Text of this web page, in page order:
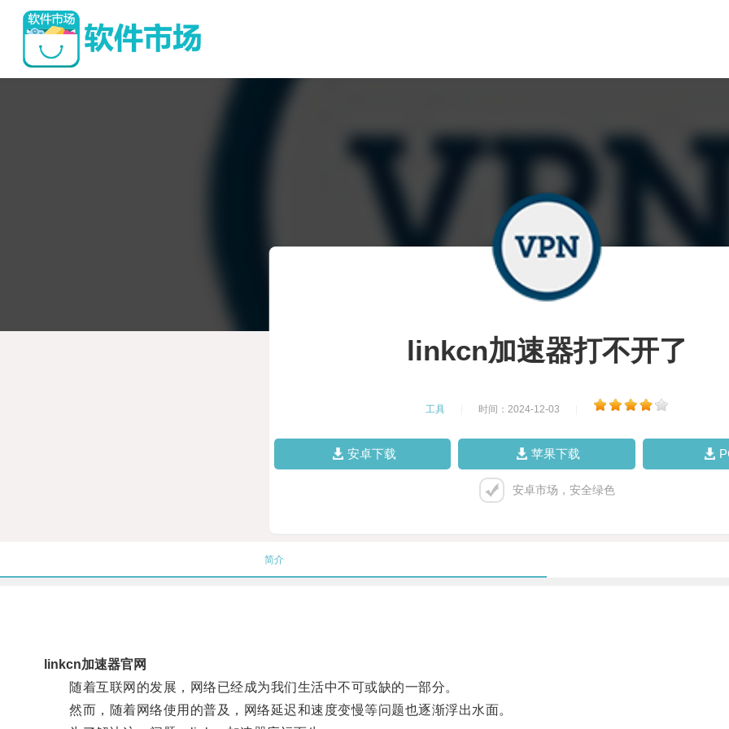
linkcn加速器打不开了
工具 时间：2024-12-03
安卓下载 苹果下载
安卓市场，安全绿色
简介
linkcn加速器官网
随着互联网的发展，网络已经成为我们生活中不可或缺的一部分。
然而，随着网络使用的普及，网络延迟和速度变慢等问题也逐渐浮出水面。